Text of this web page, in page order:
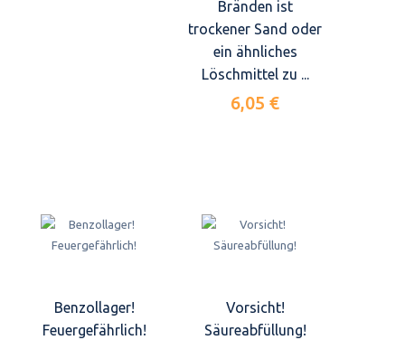
Bränden ist
trockener Sand oder
ein ähnliches
Löschmittel zu ...
6,05 €
Benzollager!
Feuergefährlich!
Vorsicht!
Säureabfüllung!